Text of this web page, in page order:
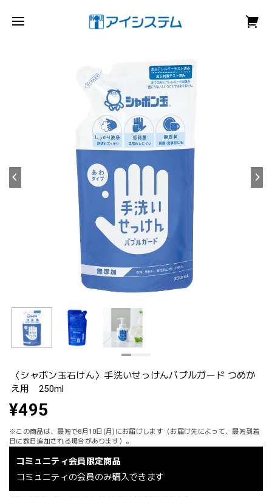
〈シャボン玉石けん〉手洗いせっけんバブルガード つめか
え用 250ml
¥495
※この商品は、最短で8月10日(月)にお届けします（お届け先によって、最短到着
日に数日追加される場合があります）。
コミュニティ会員限定商品
コミュニティの会員のみ購入できます